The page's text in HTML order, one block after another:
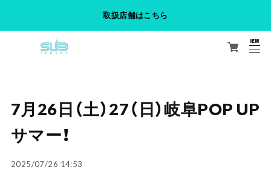
取扱店舗はこちら
MENU
CLOSE
7月26日（土）27（日）岐阜POP UP
サマー！
2025/07/26 14:53